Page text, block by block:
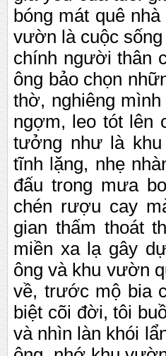
bóng mát quê nhà
vườn là cuộc số
chính người thân
ông bảo chọn nhữ
thờ, nghiêng mình
ngợm, leo tót lên
tưởng nhưlà khu
tĩnh lặng, nhẹ
đấu trong mưa
chén rượu cay
gian thấm thoát
miền xa lạgây d
ông và khu vườn
về, trước mộ bia
biệt cõi đời, tôi bu
và nhìn làn khói lẩ